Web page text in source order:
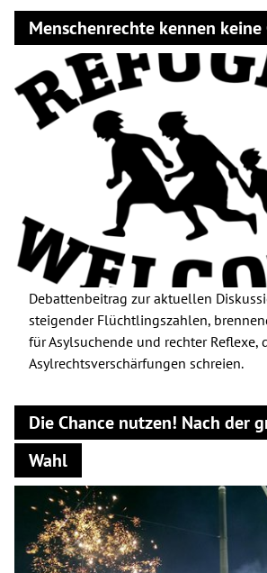
Menschenrechte kennen keine
Debattenbeitrag zur aktuellen
steigender Flüchtlingszahlen,
für Asylsuchende und rechter Reflexe,
Asylrechtsverschärfungen schreien.
Die Chance nutzen! Nach der
Wahl